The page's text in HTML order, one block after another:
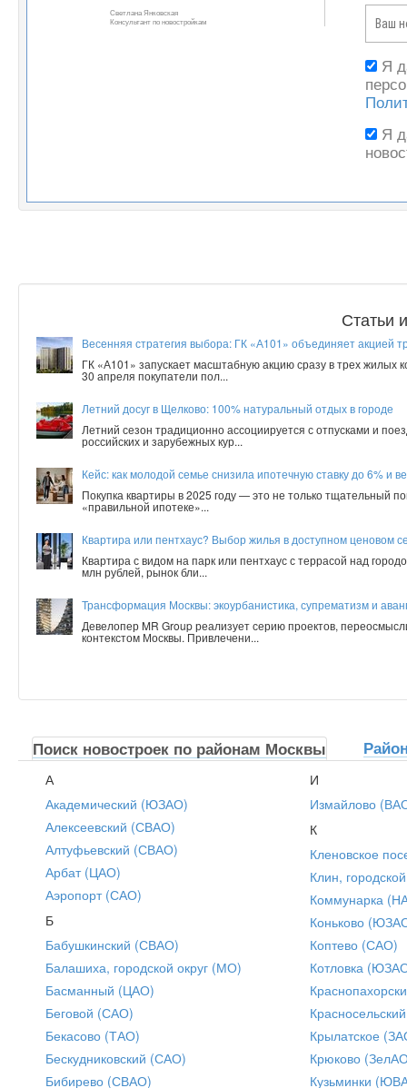
Светлана Янковская
Консультант по новостройкам
Я
Я
Статьи
Весенняя стратегия выбора: ГК «А101» объединяет акцией
ГК «А101» запускает масштабную акцию сразу в трех
30 апреля покупатели пол...
Летний досуг в Щелково: 100% натуральный отдых в городе
Летний сезон традиционно ассоциируется с отпусками и
российских и зарубежных кур...
Кейс: как молодой семье снизила ипотечную ставку до 6% и
Покупка квартиры в 2025 году — это не только тщательный
«правильной ипотеке»...
Квартира или пентхаус? Выбор жилья в доступном ценовом
Квартира с видом на парк или пентхаус с террасой над
млн рублей, рынок бли...
Трансформация Москвы: экоурбанистика, супрематизм и
Девелопер MR Group реализует серию проектов,
контекстом Москвы. Привлечени...
Поиск новостроек по районам Москвы
А
Академический (ЮЗАО)
Алексеевский (СВАО)
Алтуфьевский (СВАО)
Арбат (ЦАО)
Аэропорт (САО)
Б
Бабушкинский (СВАО)
Балашиха, городской округ (МО)
Басманный (ЦАО)
Беговой (САО)
Бекасово (ТАО)
Бескудниковский (САО)
Бибирево (СВАО)
И
Измайлово
К
Кленовское
Клин,
Коммунарка
Коньково
Коптево (САО)
Котловка
Крылатское
Крюково
Кузьминки